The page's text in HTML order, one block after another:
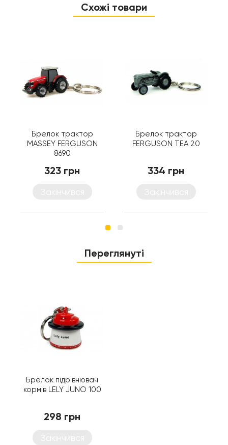
Схожі товари
Брелок трактор
MASSEY FERGUSON
8690
323 грн
Брелок трактор
FERGUSON TEA 20
334 грн
Переглянуті
Брелок підрівнювач
кормів LELY JUNO 100
298 грн